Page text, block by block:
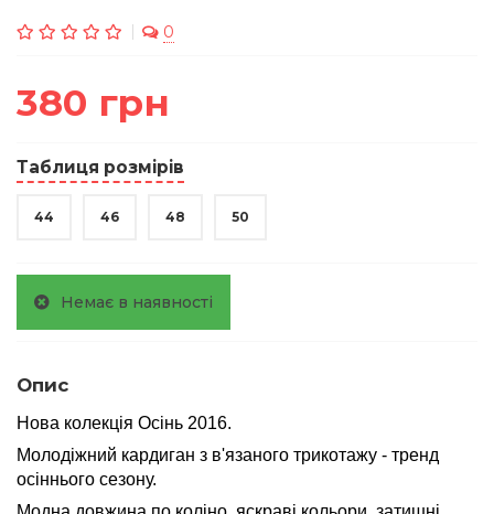
0
380 грн
Таблиця розмірів
44 46 48 50
Немає в наявності
Опис
Нова колекція Осінь 2016.
Молодіжний кардиган з в'язаного трикотажу - тренд
осіннього сезону.